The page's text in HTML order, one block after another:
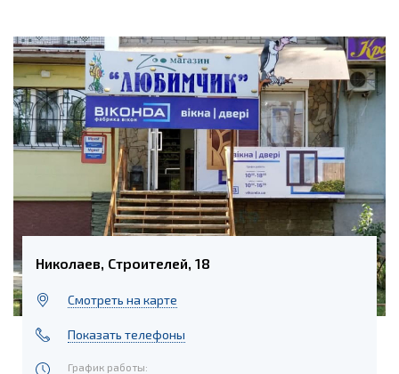
Николаев, Строителей, 18
Cмотреть на карте
Показать телефоны
График работы: